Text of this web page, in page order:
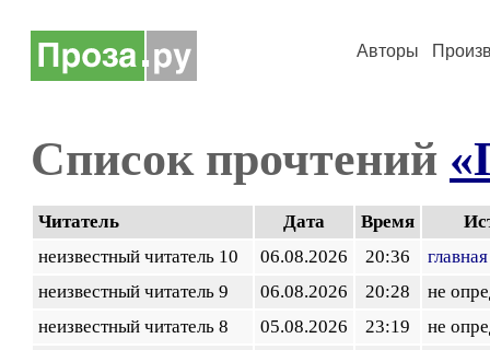
Авторы
Список прочтений
Читатель Дата Время
неизвестный читатель 10
06.08.2026 20:36
неизвестный читатель 9
06.08.2026 20:28
не
неизвестный читатель 8
05.08.2026 23:19
не